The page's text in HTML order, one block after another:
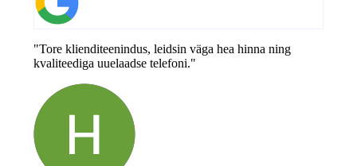
"Tore klienditeenindus, leidsin väga hea hinna ning
kvaliteediga uuelaadse telefoni."